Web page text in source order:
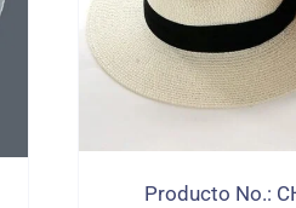
Producto No.: